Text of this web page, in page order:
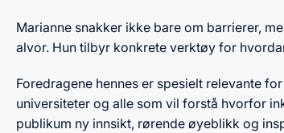
Marianne snakker ikke bare om barrierer,
alvor. Hun tilbyr konkrete verktøy for
Foredragene hennes er spesielt relevante
universiteter og alle som vil forstå hvorfor
publikum ny innsikt, rørende øyeblikk og